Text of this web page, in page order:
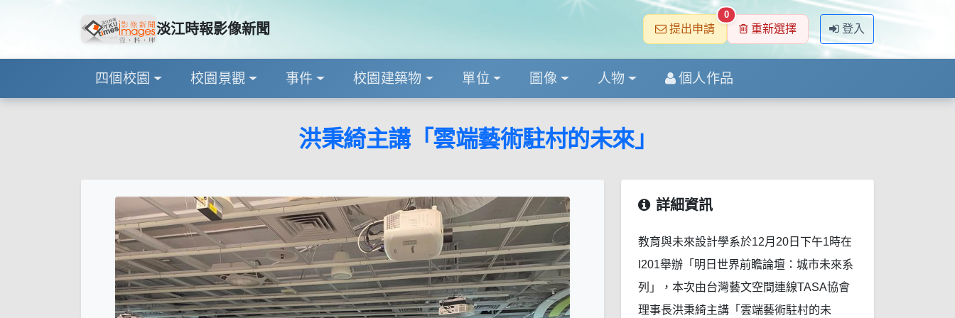
淡江時報影像新聞 提出申請
0
重新選擇 登入
四個校園 校園景觀 事件 校園建築物 單位 圖像 人物 個人作品
洪秉綺主講「雲端藝術駐村的未來」
詳細資訊
教育與未來設計學系於12月20日下午1時在
I201舉辦「明日世界前瞻論壇：城市未來系
列」，本次由台灣藝文空間連線TASA協會
理事長洪秉綺主講「雲端藝術駐村的未